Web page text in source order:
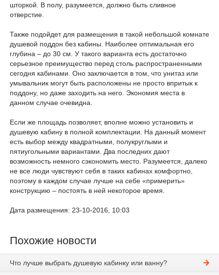
шторкой. В полу, разумеется, должно быть сливное
отверстие.
Также подойдет для размещения в такой небольшой комнате
душевой поддон без кабины. Наиболее оптимальная его
глубина – до 30 см. У такого варианта есть достаточно
серьезное преимущество перед столь распространенными
сегодня кабинами. Оно заключается в том, что унитаз или
умывальник могут быть расположены не просто впритык к
поддону, но даже заходить на него. Экономия места в
данном случае очевидна.
Если же площадь позволяет, вполне можно установить и
душевую кабину в полной комплектации. На данный момент
есть выбор между квадратными, полукруглыми и
пятиугольными вариантами. Два последних дают
возможность немного сэкономить место. Разумеется, далеко
не все люди чувствуют себя в таких кабинах комфортно,
поэтому в каждом случае лучше на себе «примерить»
конструкцию – постоять в ней некоторое время.
Дата размещения: 23-10-2016, 10:03
Похожие новости
Что лучше выбрать душевую кабинку или ванну?